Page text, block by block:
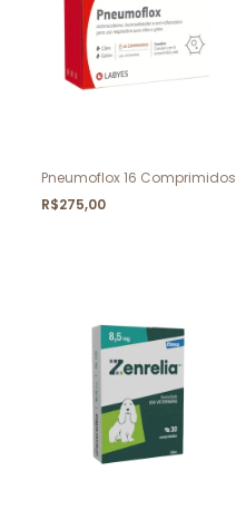
Pneumoflox 16 Comprimidos
R$275,00